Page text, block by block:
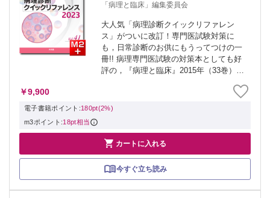
「病理と臨床」編集委員会
大人気「病理診断クイックリファレン
ス」がついに改訂！専門医試験対策に
も，日常診断のお供にもうってつけの一
冊!! 病理専門医試験の対策本としても好
評の，『病理と臨床』2015年（33巻）臨
ス」がついに改訂．疾患概念・病理組織
学的特徴・診断クルー・ピットフォール
￥9,900
電子書籍ポイント:180pt(2%)
m3ポイント:18pt相当
 カートに入れる
今すぐ立ち読み